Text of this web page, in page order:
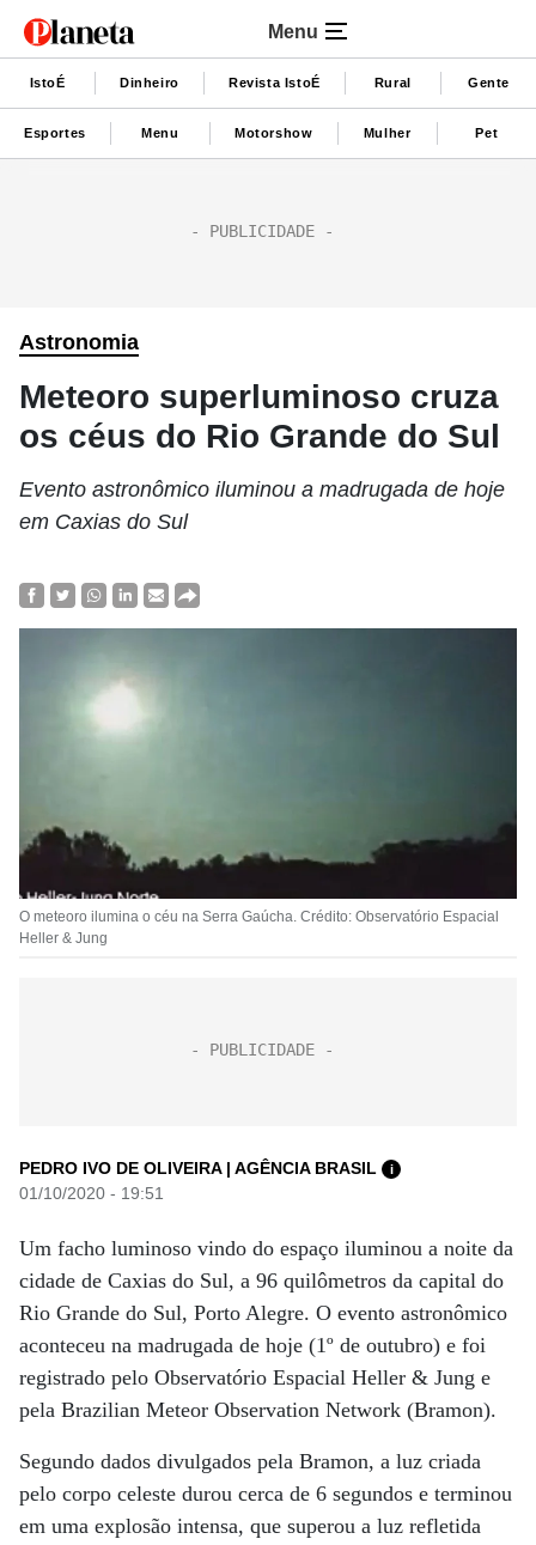
Menu
IstoÉ Dinheiro Revista IstoÉ Rural Gente
Esportes Menu Motorshow Mulher Pet
Astronomia
Meteoro superluminoso cruza
os céus do Rio Grande do Sul
Evento astronômico iluminou a madrugada de hoje
em Caxias do Sul
O meteoro ilumina o céu na Serra Gaúcha. Crédito: Observatório Espacial
Heller & Jung
PEDRO IVO DE OLIVEIRA | AGÊNCIA BRASIL i
01/10/2020 - 19:51
Um facho luminoso vindo do espaço iluminou a noite da
cidade de Caxias do Sul, a 96 quilômetros da capital do
Rio Grande do Sul, Porto Alegre. O evento astronômico
aconteceu na madrugada de hoje (1º de outubro) e foi
registrado pelo Observatório Espacial Heller & Jung e
pela Brazilian Meteor Observation Network (Bramon).
Segundo dados divulgados pela Bramon, a luz criada
pelo corpo celeste durou cerca de 6 segundos e terminou
em uma explosão intensa, que superou a luz refletida